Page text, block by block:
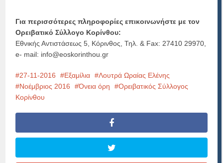
Για περισσότερες πληροφορίες επικοινωνήστε με τον
Ορειβατικό Σύλλογο Κορίνθου:
Εθνικής Αντιστάσεως 5, Κόρινθος, Τηλ. & Fax: 27410 29970,
e- mail: info@eoskorinthou.gr
27-11-2016 Εξαμίλια
Λουτρά Ωραίας Ελένης
Νοέμβριος 2016
Όνεια όρη
Ορειβατικός Σύλλογος
Κορίνθου